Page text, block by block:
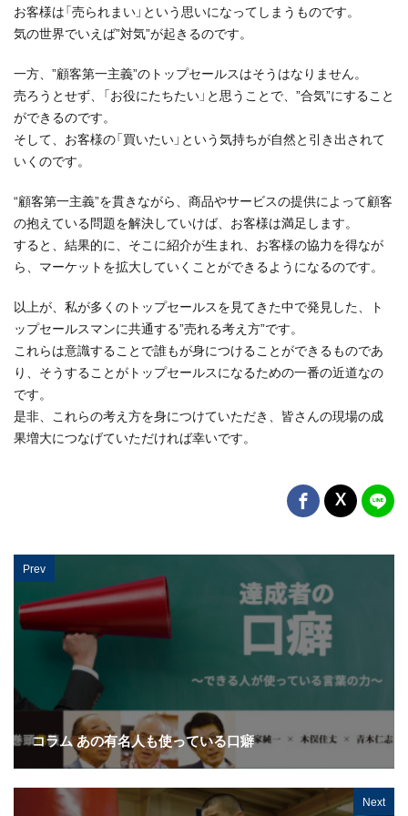
お客様は「売られまい」という思いになってしまうものです。
気の世界でいえば”対気”が起きるのです。
一方、”顧客第一主義”のトップセールスはそうはなりません。
売ろうとせず、「お役にたちたい」と思うことで、”合気”にすること
ができるのです。
そして、お客様の「買いたい」という気持ちが自然と引き出されて
いくのです。
“顧客第一主義”を貫きながら、商品やサービスの提供によって顧客
の抱えている問題を解決していけば、お客様は満足します。
すると、結果的に、そこに紹介が生まれ、お客様の協力を得なが
ら、マーケットを拡大していくことができるようになるのです。
以上が、私が多くのトップセールスを見てきた中で発見した、ト
ップセールスマンに共通する”売れる考え方”です。
これらは意識することで誰もが身につけることができるものであ
り、そうすることがトップセールスになるための一番の近道なの
です。
是非、これらの考え方を身につけていただき、皆さんの現場の成
果増大につなげていただければ幸いです。
Prev
コラム あの有名人も使っている口癖
Next